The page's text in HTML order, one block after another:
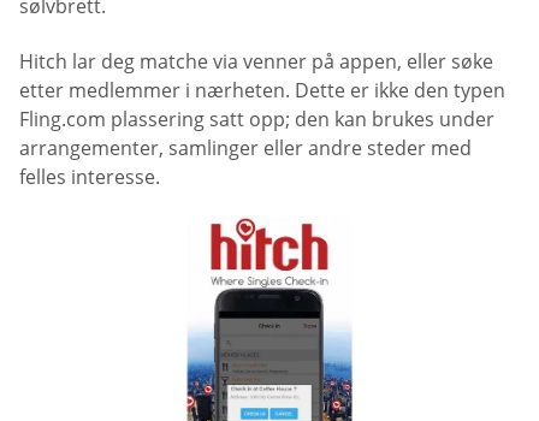
sølvbrett.
Hitch lar deg matche via venner på appen, eller søke
etter medlemmer i nærheten. Dette er ikke den typen
Fling.com plassering satt opp; den kan brukes under
arrangementer, samlinger eller andre steder med
felles interesse.